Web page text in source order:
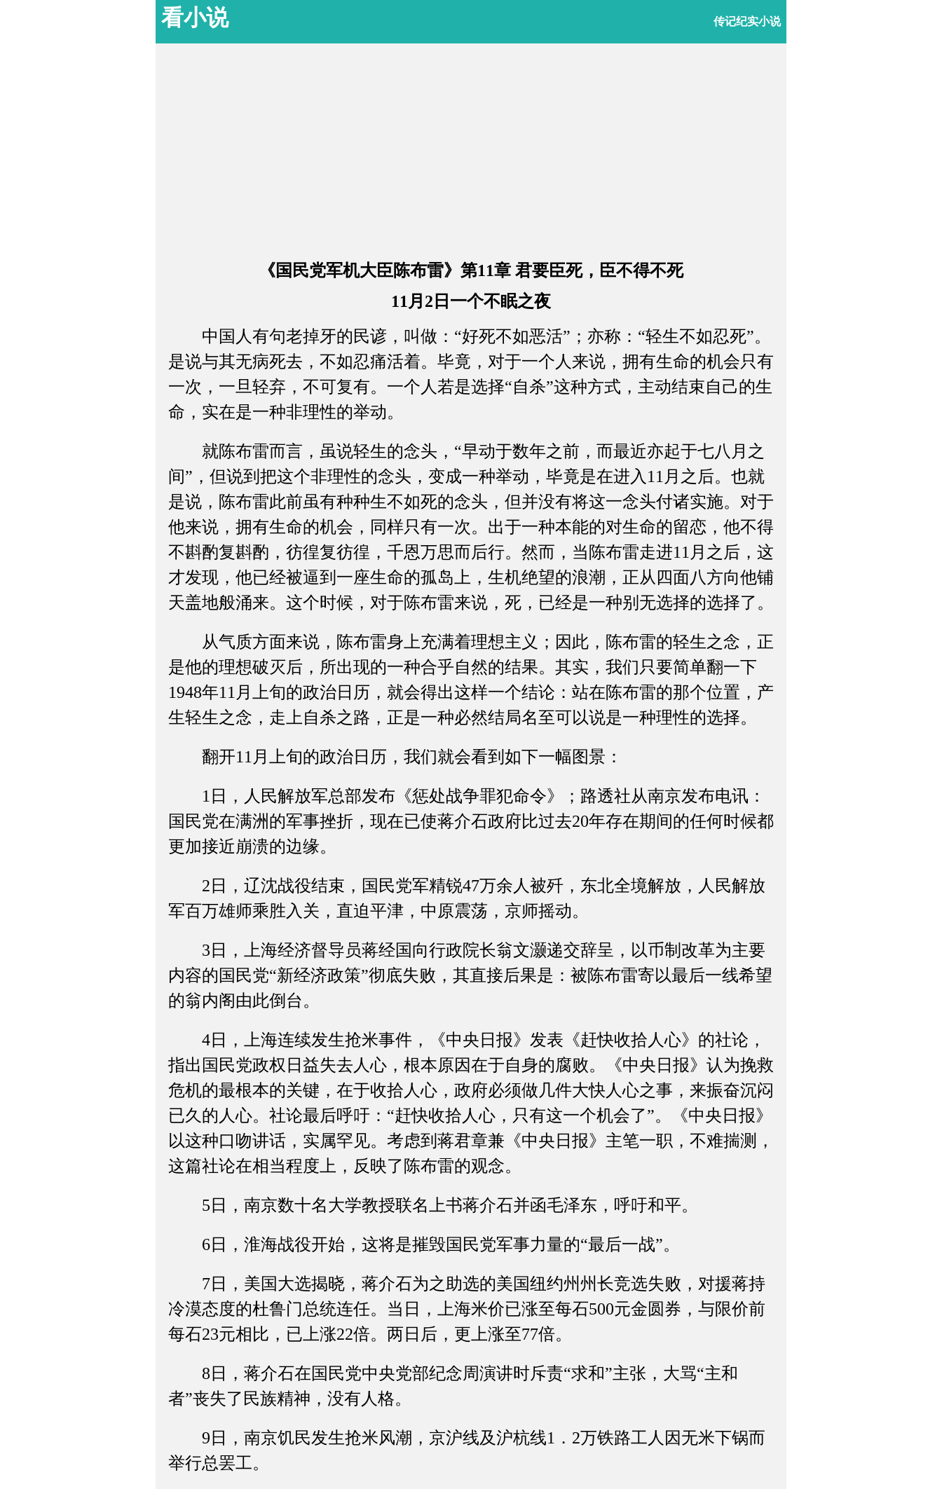
看小说 传记纪实小说
《国民党军机大臣陈布雷》第11章 君要臣死，臣不得不死
11月2日一个不眠之夜
中国人有句老掉牙的民谚，叫做：“好死不如恶活”；亦称：“轻生不如忍死”。
是说与其无病死去，不如忍痛活着。毕竟，对于一个人来说，拥有生命的机会只有
一次，一旦轻弃，不可复有。一个人若是选择“自杀”这种方式，主动结束自己的生
命，实在是一种非理性的举动。
就陈布雷而言，虽说轻生的念头，“早动于数年之前，而最近亦起于七八月之
间”，但说到把这个非理性的念头，变成一种举动，毕竟是在进入11月之后。也就
是说，陈布雷此前虽有种种生不如死的念头，但并没有将这一念头付诸实施。对于
他来说，拥有生命的机会，同样只有一次。出于一种本能的对生命的留恋，他不得
不斟酌复斟酌，彷徨复彷徨，千恩万思而后行。然而，当陈布雷走进11月之后，这
才发现，他已经被逼到一座生命的孤岛上，生机绝望的浪潮，正从四面八方向他铺
天盖地般涌来。这个时候，对于陈布雷来说，死，已经是一种别无选择的选择了。
从气质方面来说，陈布雷身上充满着理想主义；因此，陈布雷的轻生之念，正
是他的理想破灭后，所出现的一种合乎自然的结果。其实，我们只要简单翻一下
1948年11月上旬的政治日历，就会得出这样一个结论：站在陈布雷的那个位置，产
生轻生之念，走上自杀之路，正是一种必然结局名至可以说是一种理性的选择。
翻开11月上旬的政治日历，我们就会看到如下一幅图景：
1日，人民解放军总部发布《惩处战争罪犯命令》；路透社从南京发布电讯：
国民党在满洲的军事挫折，现在已使蒋介石政府比过去20年存在期间的任何时候都
更加接近崩溃的边缘。
2日，辽沈战役结束，国民党军精锐47万余人被歼，东北全境解放，人民解放
军百万雄师乘胜入关，直迫平津，中原震荡，京师摇动。
3日，上海经济督导员蒋经国向行政院长翁文灏递交辞呈，以币制改革为主要
内容的国民党“新经济政策”彻底失败，其直接后果是：被陈布雷寄以最后一线希望
的翁内阁由此倒台。
4日，上海连续发生抢米事件，《中央日报》发表《赶快收拾人心》的社论，
指出国民党政权日益失去人心，根本原因在于自身的腐败。《中央日报》认为挽救
危机的最根本的关键，在于收拾人心，政府必须做几件大快人心之事，来振奋沉闷
已久的人心。社论最后呼吁：“赶快收拾人心，只有这一个机会了”。《中央日报》
以这种口吻讲话，实属罕见。考虑到蒋君章兼《中央日报》主笔一职，不难揣测，
这篇社论在相当程度上，反映了陈布雷的观念。
5日，南京数十名大学教授联名上书蒋介石并函毛泽东，呼吁和平。
6日，淮海战役开始，这将是摧毁国民党军事力量的“最后一战”。
7日，美国大选揭晓，蒋介石为之助选的美国纽约州州长竞选失败，对援蒋持
冷漠态度的杜鲁门总统连任。当日，上海米价已涨至每石500元金圆券，与限价前
每石23元相比，已上涨22倍。两日后，更上涨至77倍。
8日，蒋介石在国民党中央党部纪念周演讲时斥责“求和”主张，大骂“主和
者”丧失了民族精神，没有人格。
9日，南京饥民发生抢米风潮，京沪线及沪杭线1．2万铁路工人因无米下锅而
举行总罢工。